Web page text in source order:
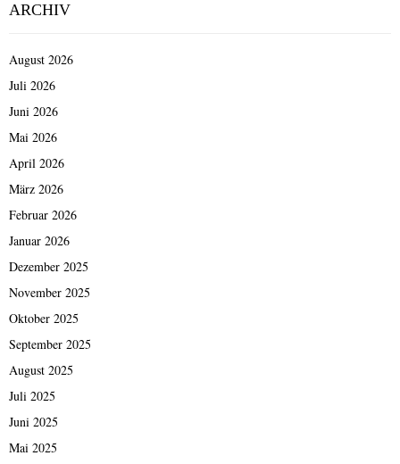
ARCHIV
August 2026
Juli 2026
Juni 2026
Mai 2026
April 2026
März 2026
Februar 2026
Januar 2026
Dezember 2025
November 2025
Oktober 2025
September 2025
August 2025
Juli 2025
Juni 2025
Mai 2025